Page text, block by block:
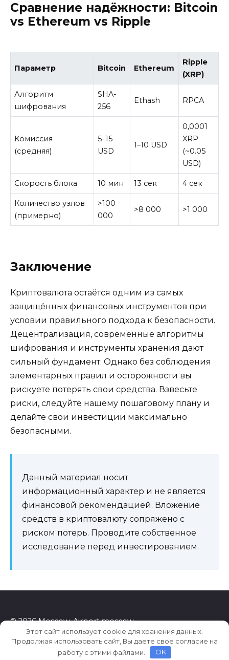
Сравнение надёжности: Bitcoin
vs Ethereum vs Ripple
Параметр Bitcoin Ethereum
Ripple
(XRP)
Алгоритм
шифрования
SHA-
256
Ethash RPCA
Комиссия
(средняя)
5–15
USD
1–10 USD
0,0001
XRP
(~0.05
USD)
Скорость блока 10 мин 13 сек 4 сек
Количество узлов
(примерно)
>100
000
>8 000 >1 000
Заключение
Криптовалюта остаётся одним из самых
защищённых финансовых инструментов при
условии правильного подхода к безопасности.
Децентрализация, современные алгоритмы
шифрования и инструменты хранения дают
сильный фундамент. Однако без соблюдения
элементарных правил и осторожности вы
рискуете потерять свои средства. Взвесьте
риски, следуйте нашему пошаговому плану и
делайте свои инвестиции максимально
безопасными.
Данный материал носит
информационный характер и не является
финансовой рекомендацией. Вложение
средств в криптовалюту сопряжено с
риском потерь. Проводите собственное
исследование перед инвестированием.
© 2026 Moscow-Airport.moscow
Этот сайт использует cookie для хранения данных.
Продолжая использовать сайт, Вы даете свое согласие на
работу с этими файлами.
OK